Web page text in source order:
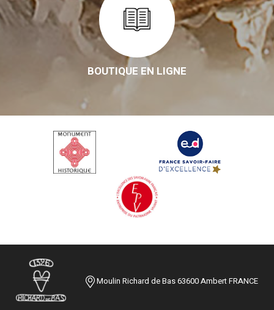
BOUTIQUE EN LIGNE
Moulin Richard de Bas 63600 Ambert FRANCE